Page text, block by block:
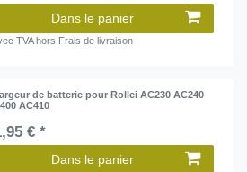
Dans le panier
TVAhors Frais de livraison
de batterie pour Rollei AC230 AC240
AC410
€ *
Dans le panier